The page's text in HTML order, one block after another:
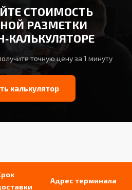
СТОИМОСТЬ
РАЗМЕТКИ
точную цену за 1 минуту
калькулятор
Адрес терминала